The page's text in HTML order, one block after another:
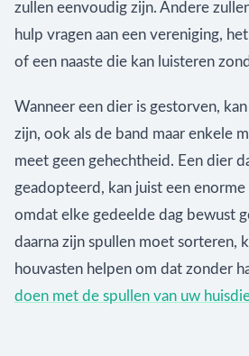
zullen eenvoudig zijn. Andere
hulp vragen aan een vereniging,
of een naaste die kan luisteren
Wanneer een dier is gestorven,
zijn, ook als de band maar enkele
meet geen gehechtheid. Een dier
geadopteerd, kan juist een enorme
omdat elke gedeelde dag bewust
daarna zijn spullen moet sorteren,
houvasten helpen om dat zonder
doen met de spullen van uw